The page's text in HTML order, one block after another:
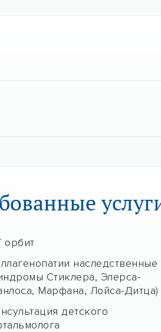
орбит
наследственные
Стиклера, Элерса-
Марфана, Лойса-Дитца)
детского